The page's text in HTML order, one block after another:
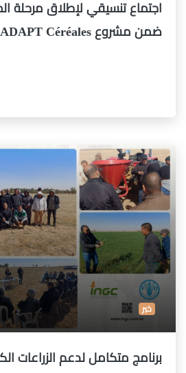
اجتماع تنسيقي لإطلاق مرحلة
ضمن مشروع ADAPT Céréales
خبر
برنامج متكامل لدعم الزراعات